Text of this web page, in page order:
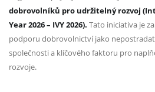
dobrovolníků pro udržitelný rozvoj
Year 2026 – IVY 2026). Tato iniciativa je
podporu dobrovolnictví jako
společnosti a klíčového faktoru pro
rozvoje.